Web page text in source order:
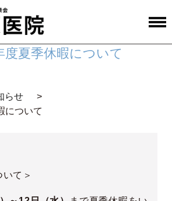
度夏季休暇について
らせ
について
て＞